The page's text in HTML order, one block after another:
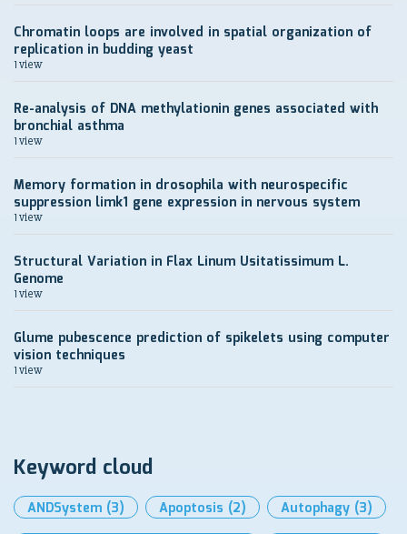
Chromatin loops are involved in spatial organization of
replication in budding yeast
1 view
Re-analysis of DNA methylationin genes associated with
bronchial asthma
1 view
Memory formation in drosophila with neurospecific
suppression limk1 gene expression in nervous system
1 view
Structural Variation in Flax Linum Usitatissimum L.
Genome
1 view
Glume pubescence prediction of spikelets using computer
vision techniques
1 view
Keyword cloud
ANDSystem (3) Apoptosis (2) Autophagy (3)